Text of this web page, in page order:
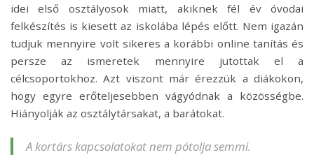
idei első osztályosok miatt, akiknek fél év óvodai
felkészítés is kiesett az iskolába lépés előtt. Nem igazán
tudjuk mennyire volt sikeres a korábbi online tanítás és
persze az ismeretek mennyire jutottak el a
célcsoportokhoz. Azt viszont már érezzük a diákokon,
hogy egyre erőteljesebben vágyódnak a közösségbe.
Hiányolják az osztálytársakat, a barátokat.
A kortárs kapcsolatokat nem pótolja semmi.